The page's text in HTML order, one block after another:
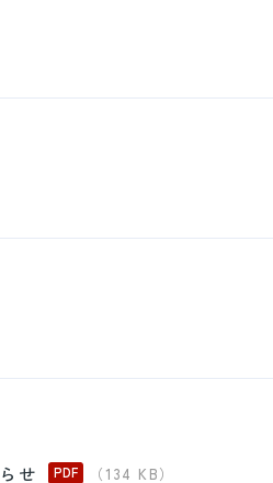
せ （134 KB）